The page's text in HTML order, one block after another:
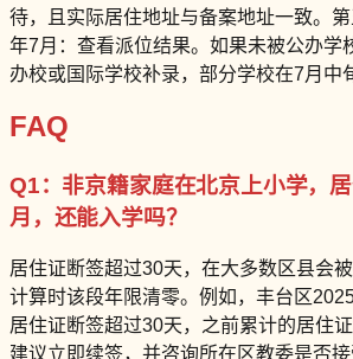
待，且实际居住地址与备案地址一致。
年7月：查看派位结果。如果未被公办学
办校或国际学校补录，部分学校在7月中
FAQ
Q1：非京籍家庭在北京上小学，
月，还能入学吗？
居住证断签超过30天，在大多数区县会
计算时该段年限清零。例如，丰台区
居住证断签超过30天，之前累计的居住证
建议立即续签，并咨询所在区教委是否接